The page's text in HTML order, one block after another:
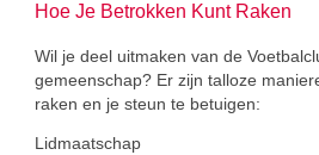
Hoe Je Betrokken Kunt Raken
Wil je deel uitmaken van de
gemeenschap? Er zijn talloze
raken en je steun te betuigen:
Lidmaatschap